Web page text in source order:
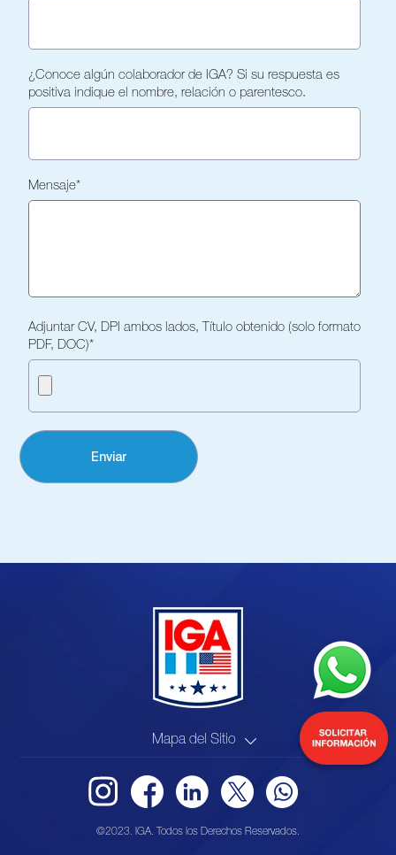
¿Conoce algún colaborador de IGA? Si su respuesta es
positiva indique el nombre, relación o parentesco.
Mensaje*
Adjuntar CV, DPI ambos lados, Título obtenido (solo formato
PDF, DOC)*
Mapa del Sitio
©2023. IGA. Todos los Derechos Reservados.